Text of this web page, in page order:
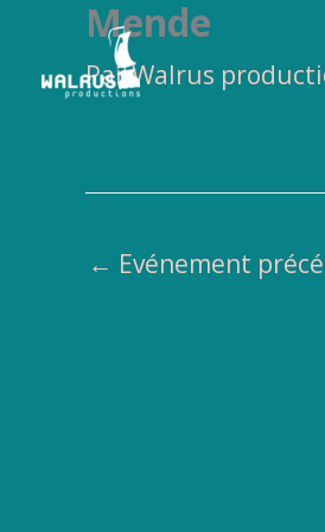
contenu
Mende
ParWalrus
← Evénement